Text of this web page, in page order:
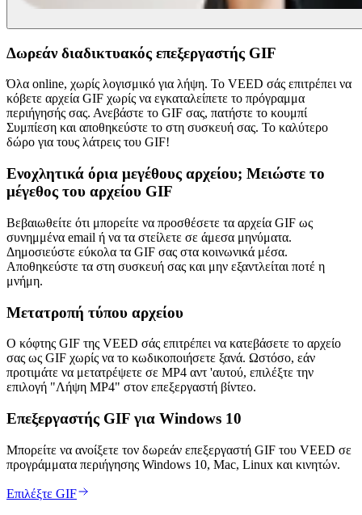
Δωρεάν διαδικτυακός επεξεργαστής GIF
Όλα online, χωρίς λογισμικό για λήψη. Το VEED σάς επιτρέπει να
κόβετε αρχεία GIF χωρίς να εγκαταλείπετε το πρόγραμμα
περιήγησής σας. Ανεβάστε το GIF σας, πατήστε το κουμπί
Συμπίεση και αποθηκεύστε το στη συσκευή σας. Το καλύτερο
δώρο για τους λάτρεις του GIF!
Ενοχλητικά όρια μεγέθους αρχείου; Μειώστε το
μέγεθος του αρχείου GIF
Βεβαιωθείτε ότι μπορείτε να προσθέσετε τα αρχεία GIF ως
συνημμένα email ή να τα στείλετε σε άμεσα μηνύματα.
Δημοσιεύστε εύκολα τα GIF σας στα κοινωνικά μέσα.
Αποθηκεύστε τα στη συσκευή σας και μην εξαντλείται ποτέ η
μνήμη.
Μετατροπή τύπου αρχείου
Ο κόφτης GIF της VEED σάς επιτρέπει να κατεβάσετε το αρχείο
σας ως GIF χωρίς να το κωδικοποιήσετε ξανά. Ωστόσο, εάν
προτιμάτε να μετατρέψετε σε MP4 αντ 'αυτού, επιλέξτε την
επιλογή "Λήψη MP4" στον επεξεργαστή βίντεο.
Επεξεργαστής GIF για Windows 10
Μπορείτε να ανοίξετε τον δωρεάν επεξεργαστή GIF του VEED σε
προγράμματα περιήγησης Windows 10, Mac, Linux και κινητών.
Επιλέξτε GIF